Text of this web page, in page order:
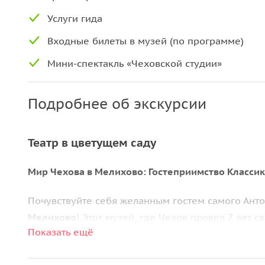
Услуги гида
Входные билеты в музей (по программе)
Мини-спектакль «Чеховской студии»
Подробнее об экскурсии
Театр в цветущем саду
Мир Чехова в Мелихово: Гостеприимство
Почувствуйте себя желанным гостем самого
Мелихово ! Этот музей, где Чехов провел 7 лет
спокойствия и душевности. Переступив
Показать ещё